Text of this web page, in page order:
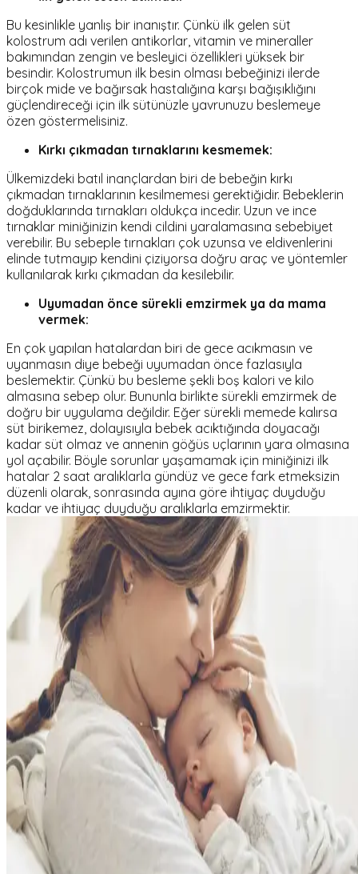
Bu kesinlikle yanlış bir inanıştır. Çünkü ilk gelen süt
kolostrum adı verilen antikorlar, vitamin ve mineraller
bakımından zengin ve besleyici özellikleri yüksek bir
besindir. Kolostrumun ilk besin olması bebeğinizi ilerde
birçok mide ve bağırsak hastalığına karşı bağışıklığını
güçlendireceği için ilk sütünüzle yavrunuzu beslemeye
özen göstermelisiniz.
Kırkı çıkmadan tırnaklarını kesmemek:
Ülkemizdeki batıl inançlardan biri de bebeğin kırkı
çıkmadan tırnaklarının kesilmemesi gerektiğidir. Bebeklerin
doğduklarında tırnakları oldukça incedir. Uzun ve ince
tırnaklar miniğinizin kendi cildini yaralamasına sebebiyet
verebilir. Bu sebeple tırnakları çok uzunsa ve eldivenlerini
elinde tutmayıp kendini çiziyorsa doğru araç ve yöntemler
kullanılarak kırkı çıkmadan da kesilebilir.
Uyumadan önce sürekli emzirmek ya da mama
vermek:
En çok yapılan hatalardan biri de gece acıkmasın ve
uyanmasın diye bebeği uyumadan önce fazlasıyla
beslemektir. Çünkü bu besleme şekli boş kalori ve kilo
almasına sebep olur. Bununla birlikte sürekli emzirmek de
doğru bir uygulama değildir. Eğer sürekli memede kalırsa
süt birikemez, dolayısıyla bebek acıktığında doyacağı
kadar süt olmaz ve annenin göğüs uçlarının yara olmasına
yol açabilir. Böyle sorunlar yaşamamak için miniğinizi ilk
hatalar 2 saat aralıklarla gündüz ve gece fark etmeksizin
düzenli olarak, sonrasında ayına göre ihtiyaç duyduğu
kadar ve ihtiyaç duyduğu aralıklarla emzirmektir.